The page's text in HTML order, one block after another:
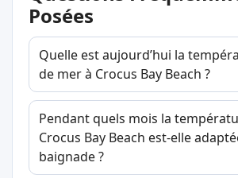
Posées
Quelle est aujourd’hui la
de mer à Crocus Bay Beach ?
Pendant quels mois la
Crocus Bay Beach est-elle
baignade ?